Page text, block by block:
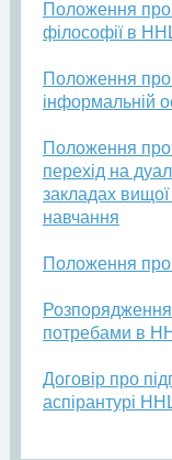
Положення про
філософії в
Положення про
інформальній
Положення про
перехід на
закладах вищої
навчання
Положення про
Розпорядження
потребами в
Договір про
аспірантурі